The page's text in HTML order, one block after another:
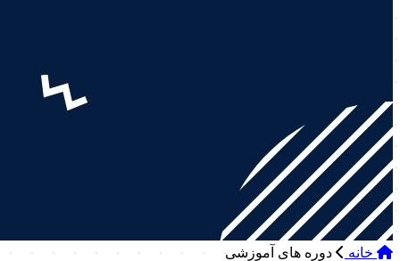
خانه دوره های آموزشی